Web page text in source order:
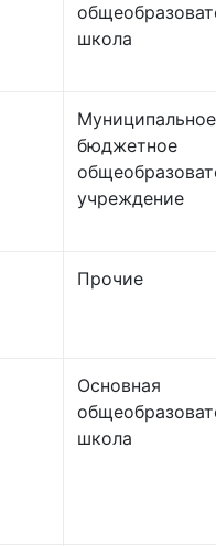
школа
Муниципальное
бюджетное
учреждение
Прочие
Основная
школа